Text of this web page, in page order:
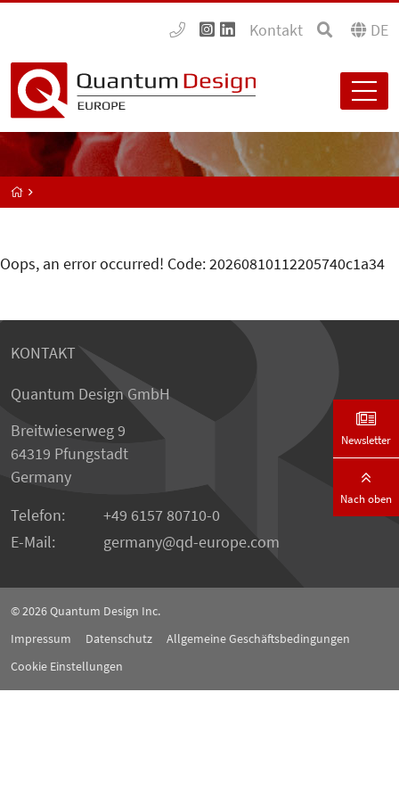
Kontakt DE
Oops, an error occurred! Code: 20260810112205740c1a34
KONTAKT
Quantum Design GmbH
Breitwieserweg 9
64319 Pfungstadt
Germany
Telefon:
+49 6157 80710-0
E-Mail:
germany qd-europe.com
© 2026Quantum Design Inc.
Impressum
Datenschutz
Allgemeine Geschäftsbedingungen
Cookie Einstellungen
Newsletter
Nach oben